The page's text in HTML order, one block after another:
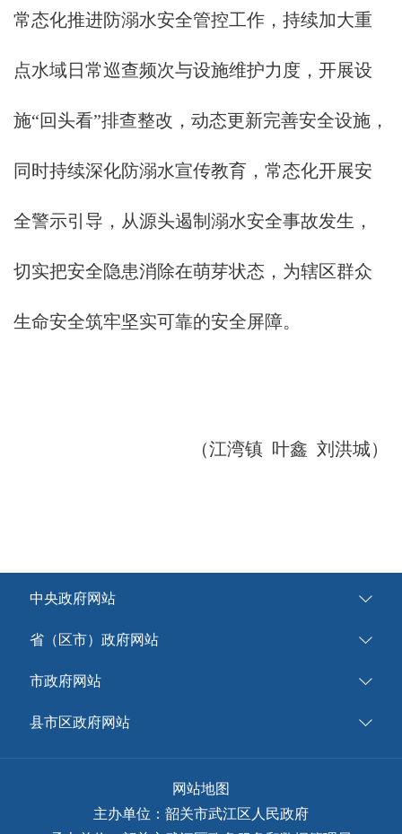
常态化推进防溺水安全管控工作，持续加大重
点水域日常巡查频次与设施维护力度，开展设
施“回头看”排查整改，动态更新完善安全设施，
同时持续深化防溺水宣传教育，常态化开展安
全警示引导，从源头遏制溺水安全事故发生，
切实把安全隐患消除在萌芽状态，为辖区群众
生命安全筑牢坚实可靠的安全屏障。
（江湾镇 叶鑫 刘洪城）
中央政府网站
省（区市）政府网站
市政府网站
县市区政府网站
网站地图
主办单位：韶关市武江区人民政府